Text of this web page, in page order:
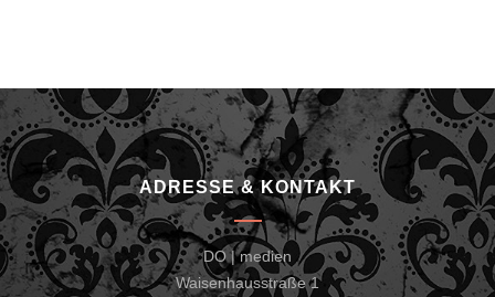
ADRESSE & KONTAKT
DO | medien
Waisenhausstraße 1